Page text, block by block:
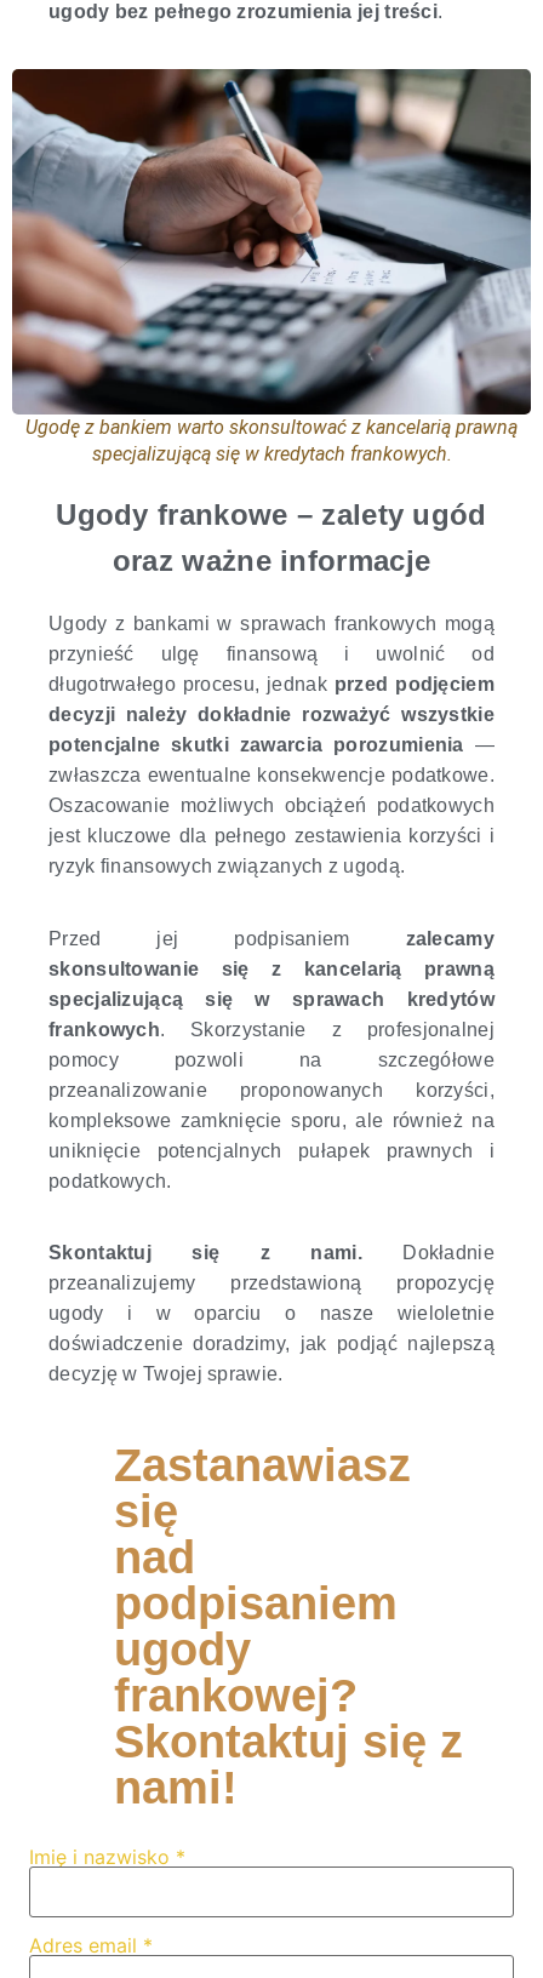
ugody bez pełnego zrozumienia jej treści.
Ugodę z bankiem warto skonsultować z kancelarią prawną
specjalizującą się w kredytach frankowych.
Ugody frankowe – zalety ugód
oraz ważne informacje
Ugody z bankami w sprawach frankowych mogą
przynieść ulgę finansową i uwolnić od
długotrwałego procesu, jednak przed podjęciem
decyzji należy dokładnie rozważyć wszystkie
potencjalne skutki zawarcia porozumienia —
zwłaszcza ewentualne konsekwencje podatkowe.
Oszacowanie możliwych obciążeń podatkowych
jest kluczowe dla pełnego zestawienia korzyści i
ryzyk finansowych związanych z ugodą.
Przed jej podpisaniem zalecamy
skonsultowanie się z kancelarią prawną
specjalizującą się w sprawach kredytów
frankowych. Skorzystanie z profesjonalnej
pomocy pozwoli na szczegółowe
przeanalizowanie proponowanych korzyści,
kompleksowe zamknięcie sporu, ale również na
uniknięcie potencjalnych pułapek prawnych i
podatkowych.
Skontaktuj się z nami.Dokładnie
przeanalizujemy przedstawioną propozycję
ugody i w oparciu o nasze wieloletnie
doświadczenie doradzimy, jak podjąć najlepszą
decyzję w Twojej sprawie.
Imię i nazwisko *
Adres email *
Zastanawiasz
się
nad
podpisaniem
ugody
frankowej?
Skontaktuj się z
nami!